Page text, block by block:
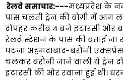
रेलवे समाचार:---मध्यप्रदेश के
पास चलती ट्रेन की बोगी में आग
दोपहर करीब 4 बजे इटारसी और
रेलवे स्टेशन के पास की बताई जा
घटना अहमदाबाद-बरौनी
चलकर बरौनी जाने वाली ये ट्रेन
इटारसी की ओर रवाना हुई थी।